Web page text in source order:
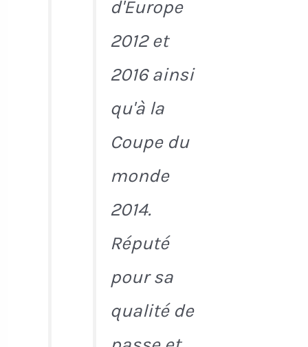
d'Europe
2012 et
2016 ainsi
qu'à la
Coupe du
monde
2014.
Réputé
pour sa
qualité de